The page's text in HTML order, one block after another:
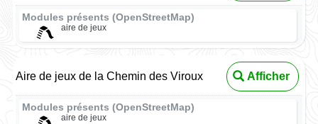
Modules présents (OpenStreetMap)
aire de jeux
Aire de jeux de la Chemin des Viroux Afficher
Modules présents (OpenStreetMap)
aire de jeux